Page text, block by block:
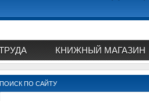
КНИЖНЫЙ МАГАЗИН
ПОИСК ПО САЙТУ